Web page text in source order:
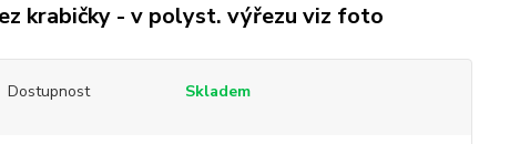
krabičky - v polyst. výřezu viz foto
Dostupnost Skladem